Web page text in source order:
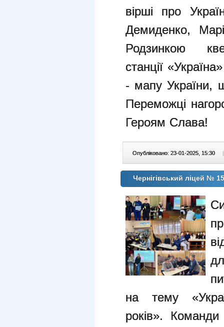
вірші про
Демиденко,
Родзинкою
станції
- мапу України,
Переможці
Героям Слава!
Опубліковано: 23-01-2025, 15:30 |
Чернігівський ліцей №
на тему
років».